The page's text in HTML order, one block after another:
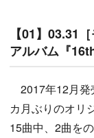
【01】03.31
アルバム『
2017年12月発
カ月ぶりのオリ
15曲中、2曲を